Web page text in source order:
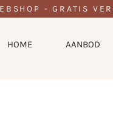
- GRATIS
HOME AANBOD